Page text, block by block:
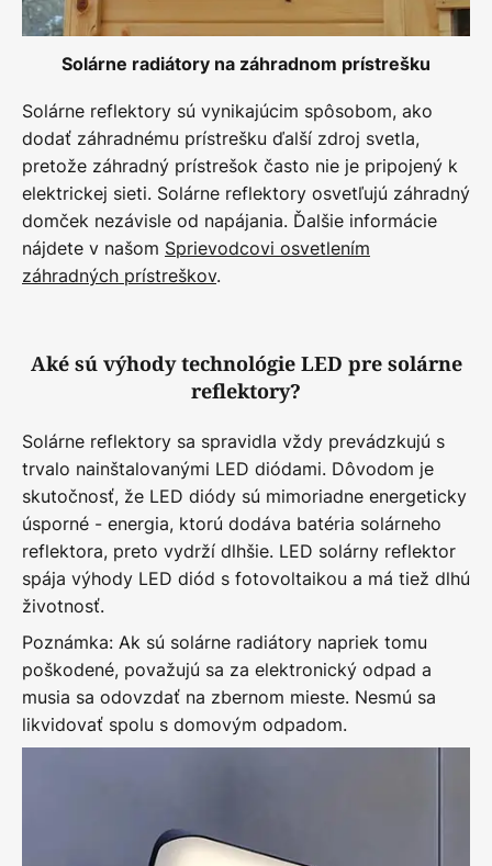
Solárne radiátory na záhradnom prístrešku
Solárne reflektory sú vynikajúcim spôsobom, ako
dodať záhradnému prístrešku ďalší zdroj svetla,
pretože záhradný prístrešok často nie je pripojený k
elektrickej sieti. Solárne reflektory osvetľujú záhradný
domček nezávisle od napájania. Ďalšie informácie
nájdete v našom Sprievodcovi osvetlením
záhradných prístreškov.
Aké sú výhody technológie LED pre solárne
reflektory?
Solárne reflektory sa spravidla vždy prevádzkujú s
trvalo nainštalovanými LED diódami. Dôvodom je
skutočnosť, že LED diódy sú mimoriadne energeticky
úsporné - energia, ktorú dodáva batéria solárneho
reflektora, preto vydrží dlhšie. LED solárny reflektor
spája výhody LED diód s fotovoltaikou a má tiež dlhú
životnosť.
Poznámka: Ak sú solárne radiátory napriek tomu
poškodené, považujú sa za elektronický odpad a
musia sa odovzdať na zbernom mieste. Nesmú sa
likvidovať spolu s domovým odpadom.